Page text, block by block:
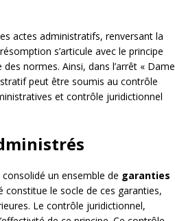
actes administratifs, renversant la
s’articule avec le principe
normes. Ainsi, dans l’arrêt « Dame
peut être soumis au contrôle
et contrôle juridictionnel
un ensemble de garanties
constitue le socle de ces garanties,
Le contrôle juridictionnel,